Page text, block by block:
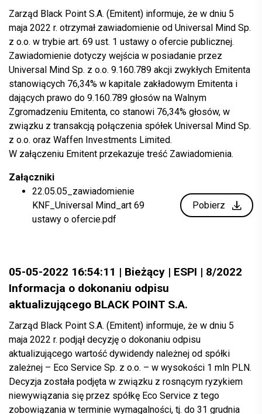
Zarząd Black Point S.A. (Emitent) informuje, że w dniu 5
maja 2022 r. otrzymał zawiadomienie od Universal Mind Sp.
z o.o. w trybie art. 69 ust. 1 ustawy o ofercie publicznej.
Zawiadomienie dotyczy wejścia w posiadanie przez
Universal Mind Sp. z o.o. 9.160.789 akcji zwykłych Emitenta
stanowiących 76,34% w kapitale zakładowym Emitenta i
dających prawo do 9.160.789 głosów na Walnym
Zgromadzeniu Emitenta, co stanowi 76,34% głosów, w
związku z transakcją połączenia spółek Universal Mind Sp.
z o.o. oraz Waffen Investments Limited.
W załączeniu Emitent przekazuje treść Zawiadomienia.
Załączniki
22.05.05_zawiadomienie
KNF_Universal Mind_art 69
ustawy o ofercie.pdf
Pobierz
05-05-2022 16:54:11 | Bieżący | ESPI | 8/2022
Informacja o dokonaniu odpisu
aktualizującego BLACK POINT S.A.
Zarząd Black Point S.A. (Emitent) informuje, że w dniu 5
maja 2022 r. podjął decyzję o dokonaniu odpisu
aktualizującego wartość dywidendy należnej od spółki
zależnej – Eco Service Sp. z o.o. – w wysokości 1 mln PLN.
Decyzja została podjęta w związku z rosnącym ryzykiem
niewywiązania się przez spółkę Eco Service z tego
zobowiązania w terminie wymagalności, tj. do 31 grudnia